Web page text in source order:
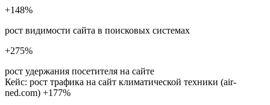
+148%
рост видимости сайта в поисковых системах
+275%
рост удержания посетителя на сайте
Кейс: рост трафика на сайт климатической техники (air-
ned.com) +177%